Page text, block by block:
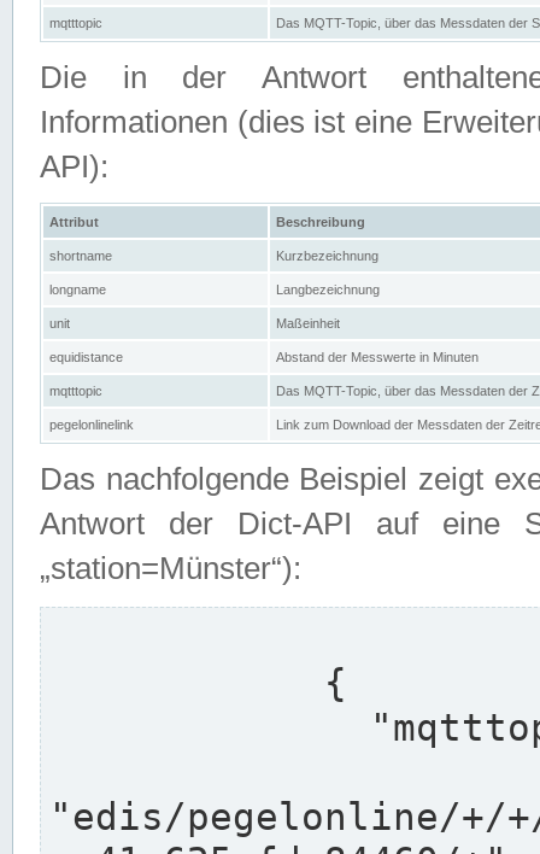
mqtttopic Das MQTT-Topic, über das Messdaten der
Die in der Antwort
Informationen (dies ist eine
API):
Attribut Beschreibung
shortname Kurzbezeichnung
longname Langbezeichnung
unit Maßeinheit
equidistance Abstand der Messwerte in Minuten
mqtttopic Das MQTT-Topic, über das Messdaten der
pegelonlinelink Link zum Download der Messdaten der
Das nachfolgende Beispiel zeigt
Antwort der Dict-API auf eine
„station=Münster“):
"edis/pegelonline/+/